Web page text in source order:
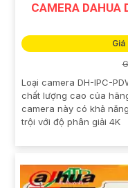
CAMERA
Loại camera DH-IPC-
chất lượng cao của
camera này có khả
trội với độ phân giải 4K